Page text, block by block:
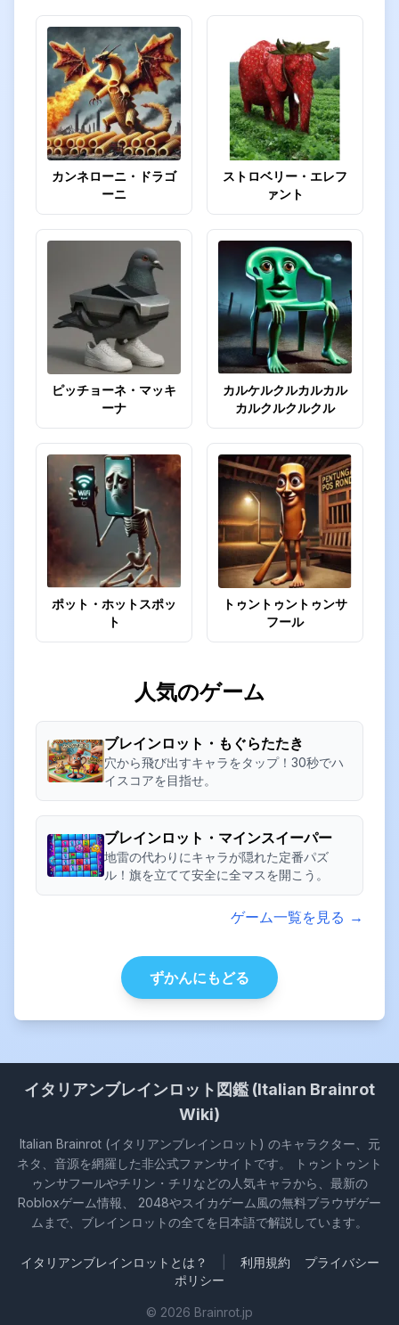
カンネローニ・ドラゴ
ーニ
ストロベリー・エレフ
ァント
ピッチョーネ・マッキ
ーナ
カルケルクルカルカル
カルクルクルクル
ポット・ホットスポッ
ト
トゥントゥントゥンサ
フール
人気のゲーム
ブレインロット・もぐらたたき
穴から飛び出すキャラをタップ！30秒でハ
イスコアを目指せ。
ブレインロット・マインスイーパー
地雷の代わりにキャラが隠れた定番パズ
ル！旗を立てて安全に全マスを開こう。
ゲーム一覧を見る →
ずかんにもどる
イタリアンブレインロット図鑑 (Italian Brainrot
Wiki)
Italian Brainrot (イタリアンブレインロット) のキャラクター、元
ネタ、音源を網羅した非公式ファンサイトです。 トゥントゥント
ゥンサフールやチリン・チリなどの人気キャラから、最新の
Robloxゲーム情報、 2048やスイカゲーム風の無料ブラウザゲー
ムまで、ブレインロットの全てを日本語で解説しています。
イタリアンブレインロットとは？ 利用規約
プライバシー
ポリシー
© 2026 Brainrot.jp